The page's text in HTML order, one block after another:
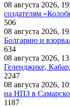
08 августа 2026,
создателям
506
08 августа 2026,
Болгарию и
634
08 августа 2026,
Геленджике,
2247
08 августа 2026,
на НПЗ в
1187